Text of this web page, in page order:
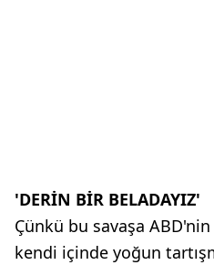
'DERİN BİR BELADAYIZ'
Çünkü bu savaşa
kendi içinde yoğun